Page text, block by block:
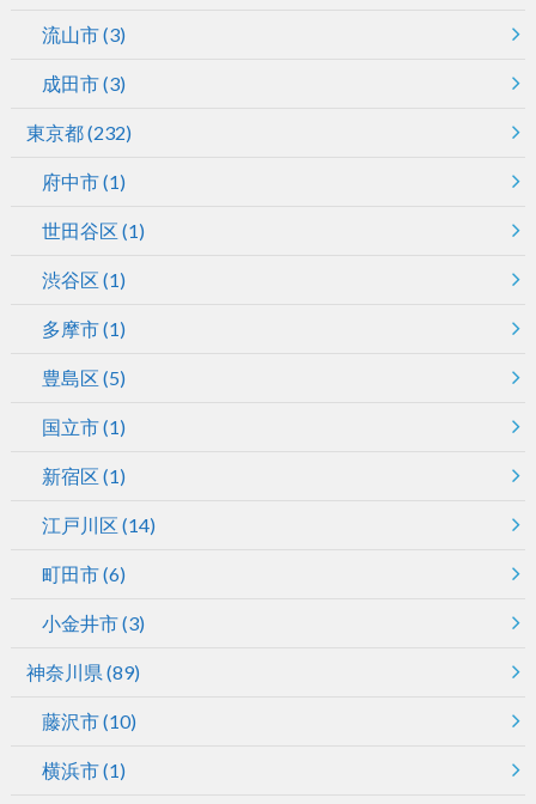
流山市(3)
成田市(3)
東京都(232)
府中市(1)
世田谷区 (1)
渋谷区 (1)
多摩市(1)
豊島区 (5)
国立市(1)
新宿区 (1)
江戸川区 (14)
町田市(6)
小金井市(3)
神奈川県 (89)
藤沢市(10)
横浜市(1)